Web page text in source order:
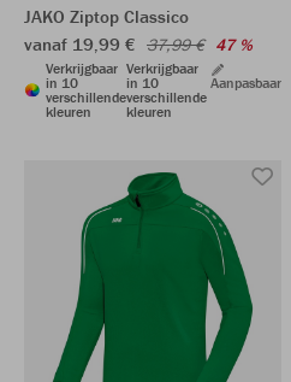
JAKO Ziptop Classico
vanaf 19,99 € 37,99 € 47 %
Verkrijgbaar
in 10
verschillende
kleuren
Verkrijgbaar
in 10
verschillende
kleuren
Aanpasbaar